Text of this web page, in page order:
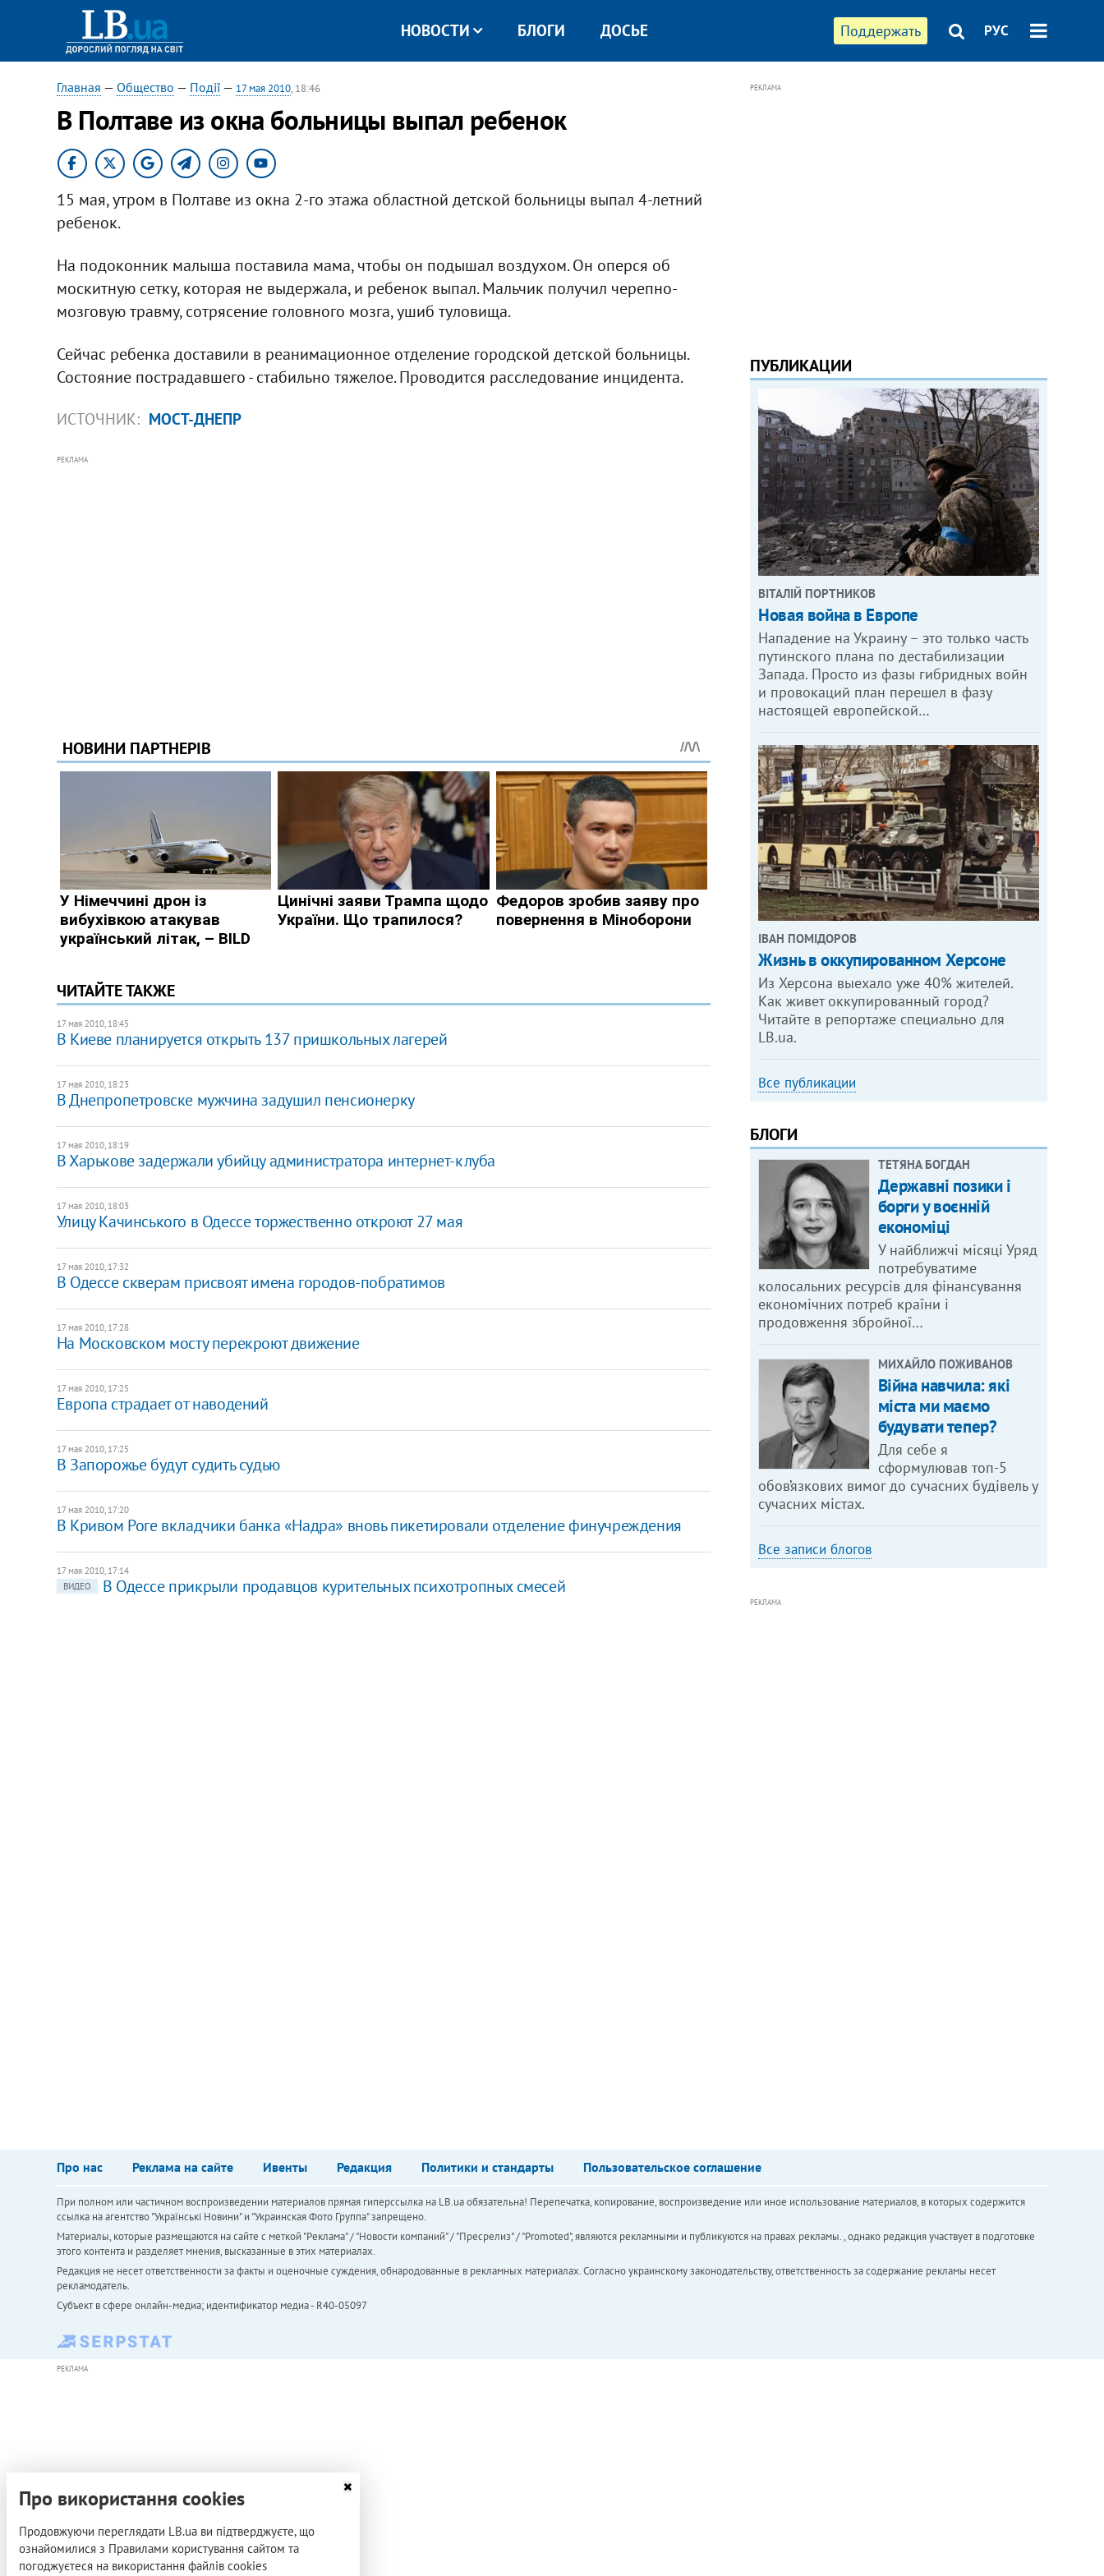
Поддержать РУС
НОВОСТИ БЛОГИ ДОСЬЕ
Главная — Общество — Події— 17 мая 2010, 18:46
В Полтаве из окна больницы выпал ребенок
15 мая, утром в Полтаве из окна 2-го этажа областной детской больницы выпал 4-летний
ребенок.
На подоконник малыша поставила мама, чтобы он подышал воздухом. Он оперся об
москитную сетку, которая не выдержала, и ребенок выпал. Мальчик получил черепно-
мозговую травму, сотрясение головного мозга, ушиб туловища.
Сейчас ребенка доставили в реанимационное отделение городской детской больницы.
Состояние пострадавшего - стабильно тяжелое. Проводится расследование инцидента.
ИСТОЧНИК: МОСТ-ДНЕПР
РЕКЛАМА
ЧИТАЙТЕ ТАКЖЕ
17 мая 2010, 18:45
В Киеве планируется открыть 137 пришкольных лагерей
17 мая 2010, 18:23
В Днепропетровске мужчина задушил пенсионерку
17 мая 2010, 18:19
В Харькове задержали убийцу администратора интернет-клуба
17 мая 2010, 18:03
Улицу Качинського в Одессе торжественно откроют 27 мая
17 мая 2010, 17:32
В Одессе скверам присвоят имена городов-побратимов
17 мая 2010, 17:28
На Московском мосту перекроют движение
17 мая 2010, 17:25
Европа страдает от наводений
17 мая 2010, 17:25
В Запорожье будут судить судью
17 мая 2010, 17:20
В Кривом Роге вкладчики банка «Надра» вновь пикетировали отделение финучреждения
17 мая 2010, 17:14
ВИДЕО
В Одессе прикрыли продавцов курительных психотропных смесей
РЕКЛАМА
ПУБЛИКАЦИИ
ВІТАЛІЙ ПОРТНИКОВ
Новая война в Европе
Нападение на Украину – это только часть
путинского плана по дестабилизации
Запада. Просто из фазы гибридных войн
и провокаций план перешел в фазу
настоящей европейской…
ІВАН ПОМІДОРОВ
Жизнь в оккупированном Херсоне
Из Херсона выехало уже 40% жителей.
Как живет оккупированный город?
Читайте в репортаже специально для
LB.ua.
Все публикации
БЛОГИ
ТЕТЯНА БОГДАН
Державні позики і
борги у воєнній
економіці
У найближчі місяці Уряд
потребуватиме
колосальних ресурсів для фінансування
економічних потреб країни і
продовження збройної…
МИХАЙЛО ПОЖИВАНОВ
Війна навчила: які
міста ми маємо
будувати тепер?
Для себе я
сформулював топ-5
обов’язкових вимог до сучасних будівель у
сучасних містах.
Все записи блогов
РЕКЛАМА
Про нас Реклама на сайте Ивенты Редакция Политики и стандарты Пользовательское соглашение
При полном или частичном воспроизведении материалов прямая гиперссылка на LB.ua обязательна! Перепечатка, копирование, воспроизведение или иное использование материалов, в которых содержится
ссылка на агентство "Українськi Новини" и "Украинская Фото Группа" запрещено.
Материалы, которые размещаются на сайте с меткой "Реклама" / "Новости компаний" / "Пресрелиз" / "Promoted", являются рекламными и публикуются на правах рекламы. , однако редакция участвует в подготовке
этого контента и разделяет мнения, высказанные в этих материалах.
Редакция не несет ответственности за факты и оценочные суждения, обнародованные в рекламных материалах. Согласно украинскому законодательству, ответственность за содержание рекламы несет
рекламодатель.
Субъект в сфере онлайн-медиа; идентификатор медиа - R40-05097
РЕКЛАМА
Про використання cookies
Продовжуючи переглядати LB.ua ви підтверджуєте, що
ознайомилися з Правилами користування сайтом та
погоджуєтеся на використання файлів cookies